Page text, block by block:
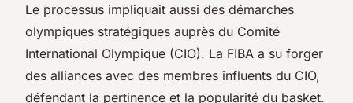
Le processus impliquait aussi des démarches
olympiques stratégiques auprès du Comité
International Olympique (CIO). La FIBA a su forger
des alliances avec des membres influents du CIO,
défendant la pertinence et la popularité du basket.